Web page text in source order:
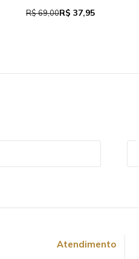
R$ 69,00R$ 37,95
Atendimento